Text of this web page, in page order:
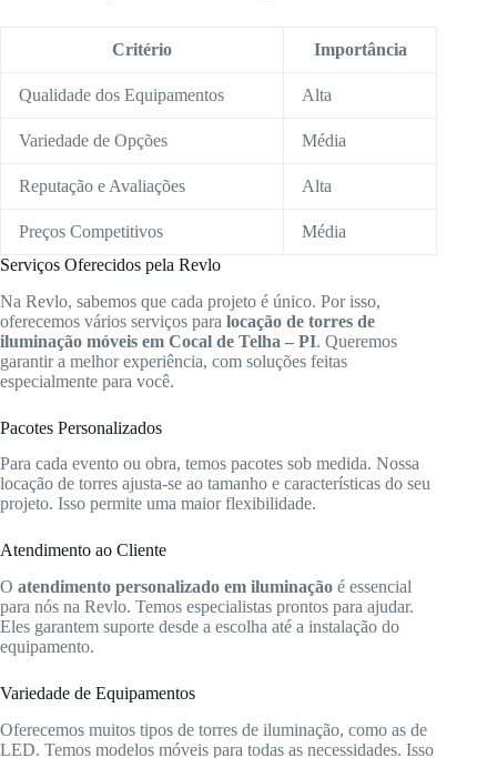
Critério Importância
Qualidade dos Equipamentos Alta
Variedade de Opções Média
Reputação e Avaliações Alta
Preços Competitivos
Média
Serviços Oferecidos pela Revlo
Na Revlo, sabemos que cada projeto é único. Por isso,
oferecemos vários serviços para locação de torres de
iluminação móveis em Cocal de Telha – PI. Queremos
garantir a melhor experiência, com soluções feitas
especialmente para você.
Pacotes Personalizados
Para cada evento ou obra, temos pacotes sob medida. Nossa
locação de torres ajusta-se ao tamanho e características do seu
projeto. Isso permite uma maior flexibilidade.
Atendimento ao Cliente
O atendimento personalizado em iluminação é essencial
para nós na Revlo. Temos especialistas prontos para ajudar.
Eles garantem suporte desde a escolha até a instalação do
equipamento.
Variedade de Equipamentos
Oferecemos muitos tipos de torres de iluminação, como as de
LED. Temos modelos móveis para todas as necessidades. Isso